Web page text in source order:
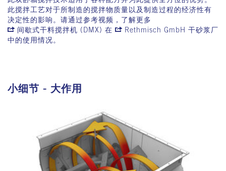
此搅拌工艺对于所制造的搅拌物质量以及制造过程的经济性有
决定性的影响。请通过参考视频，了解更多
间歇式干料搅拌机 (DMX) 在 Rethmisch GmbH 干砂浆厂
中的使用情况。
小细节 - 大作用